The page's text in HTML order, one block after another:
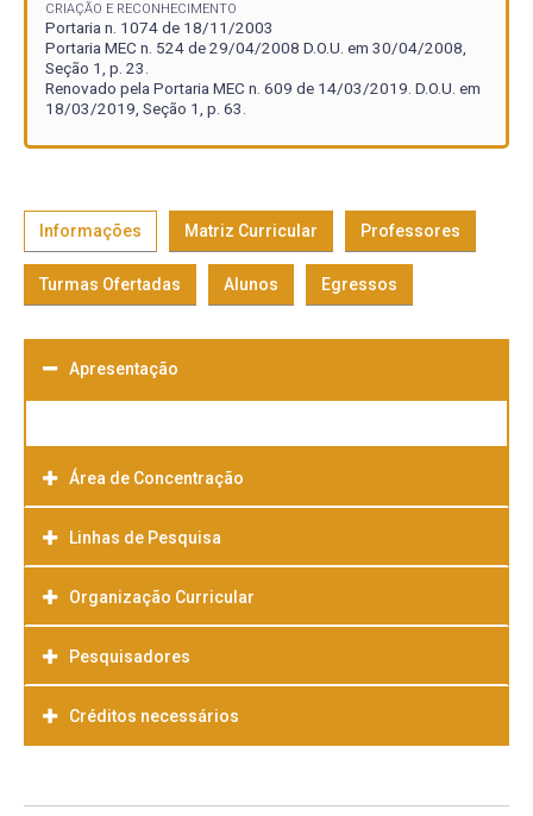
CRIAÇÃO E RECONHECIMENTO
Portaria n. 1074 de 18/11/2003
Portaria MEC n. 524 de 29/04/2008 D.O.U. em 30/04/2008,
Seção 1, p. 23.
Renovado pela Portaria MEC n. 609 de 14/03/2019. D.O.U. em
18/03/2019, Seção 1, p. 63.
Informações Matriz Curricular Professores
Turmas Ofertadas Alunos Egressos
Apresentação
Área de Concentração
Linhas de Pesquisa
Organização Curricular
Pesquisadores
Créditos necessários